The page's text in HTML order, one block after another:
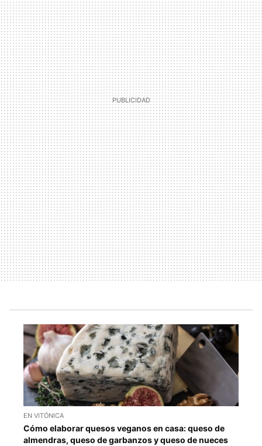
EN VITÓNICA
Cómo elaborar quesos veganos en casa: queso de
almendras, queso de garbanzos y queso de nueces